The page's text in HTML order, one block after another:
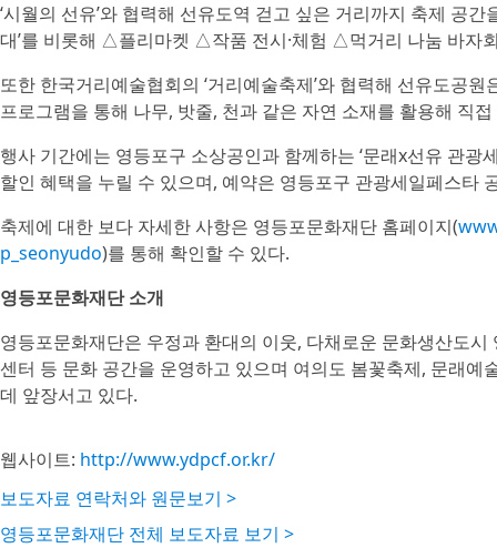
‘시월의 선유’와 협력해 선유도역 걷고 싶은 거리까지 축제 공
대’를 비롯해 △플리마켓 △작품 전시·체험 △먹거리 나눔 바자
또한 한국거리예술협회의 ‘거리예술축제’와 협력해 선유도공
프로그램을 통해 나무, 밧줄, 천과 같은 자연 소재를 활용해 직
행사 기간에는 영등포구 소상공인과 함께하는 ‘문래x선유 관
할인 혜택을 누릴 수 있으며, 예약은 영등포구 관광세일페스타
축제에 대한 보다 자세한 사항은 영등포문화재단 홈페이지(
p_seonyudo)를 통해 확인할 수 있다.
영등포문화재단 소개
영등포문화재단은 우정과 환대의 이웃, 다채로운 문화생산도
센터 등 문화 공간을 운영하고 있으며 여의도 봄꽃축제, 문래
데 앞장서고 있다.
웹사이트: http://www.ydpcf.or.kr/
보도자료 연락처와 원문보기 >
영등포문화재단 전체 보도자료 보기 >